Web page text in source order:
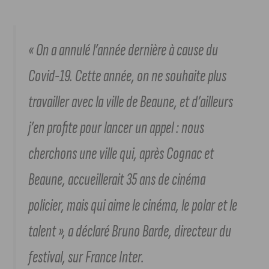
« On a annulé l’année dernière à cause du
Covid-19. Cette année, on ne souhaite plus
travailler avec la ville de Beaune, et d’ailleurs
j’en profite pour lancer un appel : nous
cherchons une ville qui, après Cognac et
Beaune, accueillerait 35 ans de cinéma
policier, mais qui aime le cinéma, le polar et le
talent », a déclaré Bruno Barde, directeur du
festival, sur France Inter.